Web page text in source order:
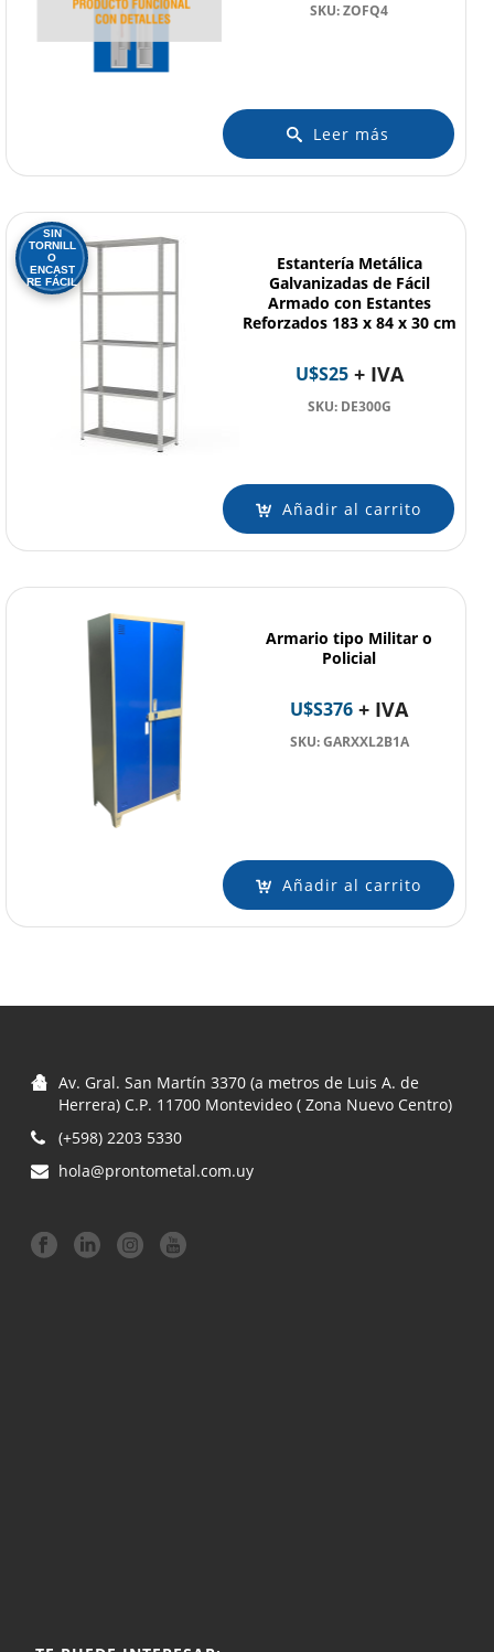
SKU: ZOFQ4
Leer más
SIN
TORNILL
O
ENCAST
RE FÁCIL
Estantería Metálica
Galvanizadas de Fácil
Armado con Estantes
Reforzados 183 x 84 x 30 cm
U$S25+ IVA
SKU: DE300G
Añadir al carrito
Armario tipo Militar o
Policial
U$S376 + IVA
SKU: GARXXL2B1A
Añadir al carrito
Av. Gral. San Martín 3370 (a metros de Luis A. de
Herrera) C.P. 11700 Montevideo ( Zona Nuevo Centro)
(+598) 2203 5330
hola@prontometal.com.uy